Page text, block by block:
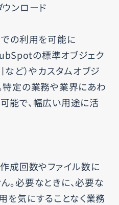
ンロード
での利用を可能に
の標準オブジェク
など）やカスタムオブジ
特定の業務や業界にあわ
能で、幅広い用途に活
成回数やファイル数に
。必要なときに、必要な
を気にすることなく業務